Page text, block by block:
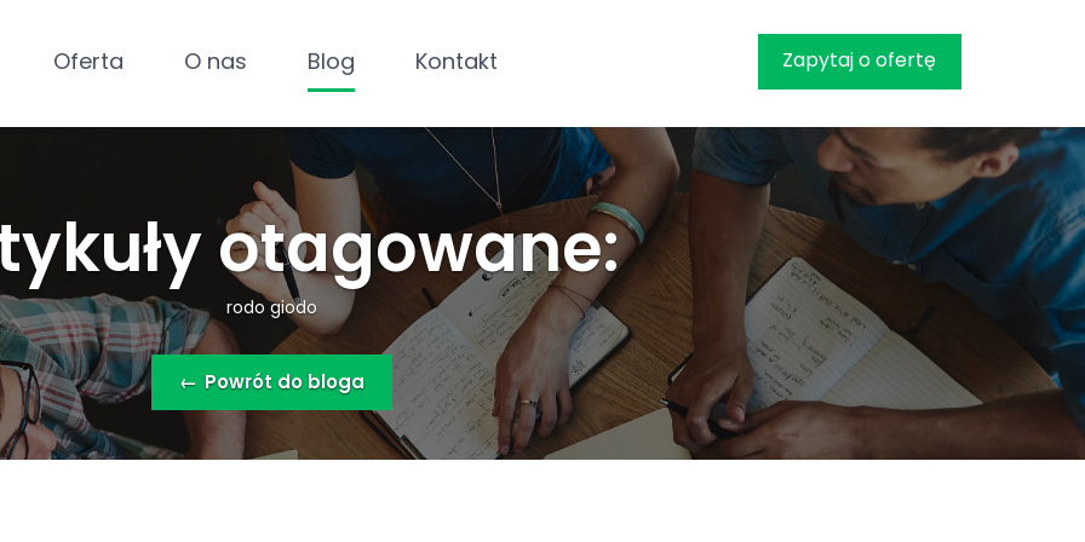
Zapytaj o ofertę
Oferta O nas Blog Kontakt
otagowane:
rodo giodo
← Powrót do bloga